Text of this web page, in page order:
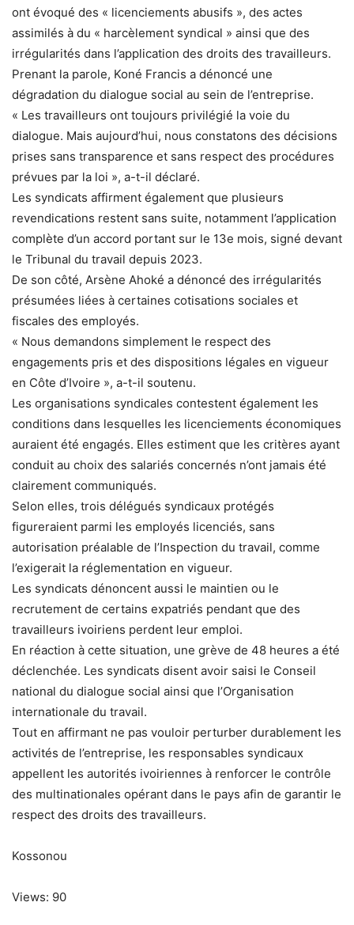
ont évoqué des « licenciements abusifs », des actes
assimilés à du « harcèlement syndical » ainsi que des
irrégularités dans l’application des droits des travailleurs.
Prenant la parole, Koné Francis a dénoncé une
dégradation du dialogue social au sein de l’entreprise.
« Les travailleurs ont toujours privilégié la voie du
dialogue. Mais aujourd’hui, nous constatons des décisions
prises sans transparence et sans respect des procédures
prévues par la loi », a-t-il déclaré.
Les syndicats affirment également que plusieurs
revendications restent sans suite, notamment l’application
complète d’un accord portant sur le 13e mois, signé devant
le Tribunal du travail depuis 2023.
De son côté, Arsène Ahoké a dénoncé des irrégularités
présumées liées à certaines cotisations sociales et
fiscales des employés.
« Nous demandons simplement le respect des
engagements pris et des dispositions légales en vigueur
en Côte d’Ivoire », a-t-il soutenu.
Les organisations syndicales contestent également les
conditions dans lesquelles les licenciements économiques
auraient été engagés. Elles estiment que les critères ayant
conduit au choix des salariés concernés n’ont jamais été
clairement communiqués.
Selon elles, trois délégués syndicaux protégés
figureraient parmi les employés licenciés, sans
autorisation préalable de l’Inspection du travail, comme
l’exigerait la réglementation en vigueur.
Les syndicats dénoncent aussi le maintien ou le
recrutement de certains expatriés pendant que des
travailleurs ivoiriens perdent leur emploi.
En réaction à cette situation, une grève de 48 heures a été
déclenchée. Les syndicats disent avoir saisi le Conseil
national du dialogue social ainsi que l’Organisation
internationale du travail.
Tout en affirmant ne pas vouloir perturber durablement les
activités de l’entreprise, les responsables syndicaux
appellent les autorités ivoiriennes à renforcer le contrôle
des multinationales opérant dans le pays afin de garantir le
respect des droits des travailleurs.
Kossonou
Views: 90